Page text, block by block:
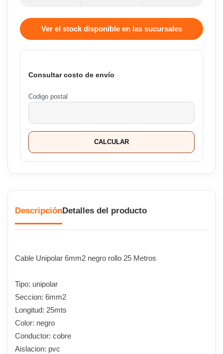
Ver el stock disponible en las sucursales
Consultar costo de envío
Codigo postal
CALCULAR
DescripciónDetalles del producto
Cable Unipolar 6mm2 negro rollo 25 Metros
Tipo: unipolar
Seccion: 6mm2
Longitud: 25mts
Color: negro
Conductor: cobre
Aislacion: pvc